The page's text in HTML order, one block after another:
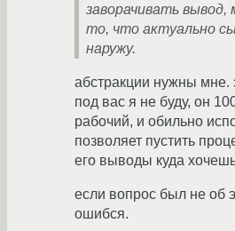
заворачивать
то, что актуально
наружу.
абстракции нужны мне.
под вас я не буду, он
рабочий, и обильно
позволяет пустить
его выводы куда
если вопрос был не об
ошибся.